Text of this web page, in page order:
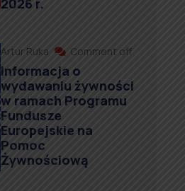
2026 r.
Artur Ruka Comment off
Informacja o
wydawaniu żywności
w ramach Programu
Fundusze
Europejskie na
Pomoc
Żywnościową